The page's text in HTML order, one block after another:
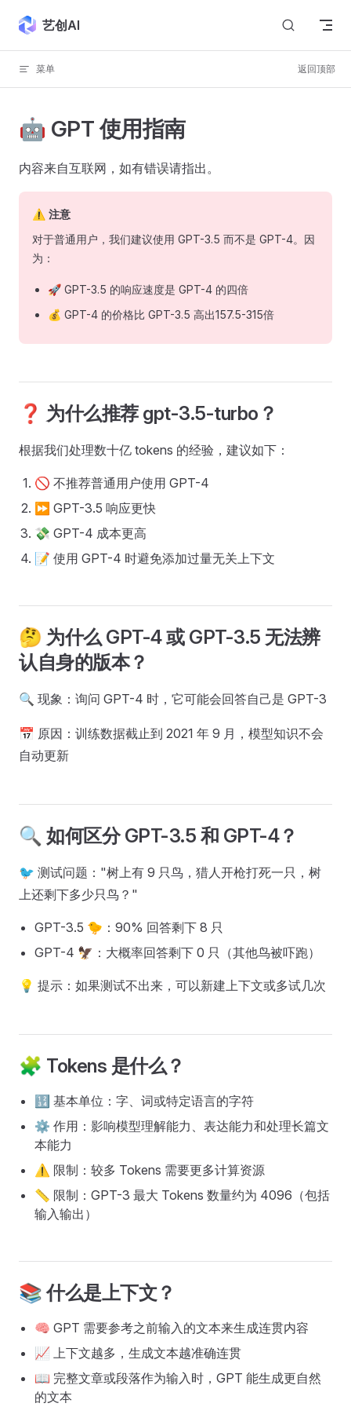
Skip to content
艺创AI
菜单 返回顶部
🤖 GPT 使用指南
内容来自互联网，如有错误请指出。
⚠️ 注意
对于普通用户，我们建议使用 GPT-3.5 而不是 GPT-4。因
为：
🚀 GPT-3.5 的响应速度是 GPT-4 的四倍
💰 GPT-4 的价格比 GPT-3.5 高出157.5-315倍
❓ 为什么推荐 gpt-3.5-turbo？
根据我们处理数十亿 tokens 的经验，建议如下：
🚫 不推荐普通用户使用 GPT-4
⏩ GPT-3.5 响应更快
💸 GPT-4 成本更高
📝 使用 GPT-4 时避免添加过量无关上下文
🤔 为什么 GPT-4 或 GPT-3.5 无法辨
认自身的版本？
🔍 现象：询问 GPT-4 时，它可能会回答自己是 GPT-3
📅 原因：训练数据截止到 2021 年 9 月，模型知识不会
自动更新
🔍 如何区分 GPT-3.5 和 GPT-4？
🐦 测试问题："树上有 9 只鸟，猎人开枪打死一只，树
上还剩下多少只鸟？"
GPT-3.5 🐤：90% 回答剩下 8 只
GPT-4 🦅：大概率回答剩下 0 只（其他鸟被吓跑）
💡 提示：如果测试不出来，可以新建上下文或多试几次
🧩 Tokens 是什么？
🔢 基本单位：字、词或特定语言的字符
⚙️ 作用：影响模型理解能力、表达能力和处理长篇文
本能力
⚠️ 限制：较多 Tokens 需要更多计算资源
📏 限制：GPT-3 最大 Tokens 数量约为 4096（包括
输入输出）
📚 什么是上下文？
🧠 GPT 需要参考之前输入的文本来生成连贯内容
📈 上下文越多，生成文本越准确连贯
📖 完整文章或段落作为输入时，GPT 能生成更自然
的文本